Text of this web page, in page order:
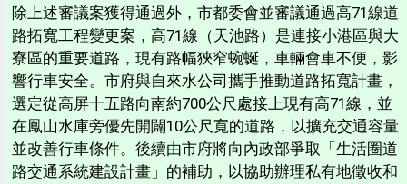
除上述審議案獲得通過外，市都委會並審議通過高71線道
路拓寬工程變更案，高71線（天池路）是連接小港區與大
寮區的重要道路，現有路幅狹窄蜿蜒，車輛會車不便，影
響行車安全。市府與自來水公司攜手推動道路拓寬計畫，
選定從高屏十五路向南約700公尺處接上現有高71線，並
在鳳山水庫旁優先開闢10公尺寬的道路，以擴充交通容量
並改善行車條件。後續由市府將向內政部爭取「生活圈道
路交通系統建設計畫」的補助，以協助辦理私有地徵收和